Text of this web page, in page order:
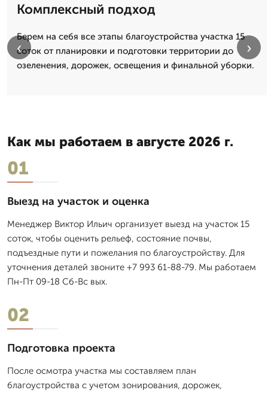
Комплексный подход
Берем на себя все этапы благоустройства участка 15
соток от планировки и подготовки территории до
озеленения, дорожек, освещения и финальной уборки.
‹ ›
Как мы работаем в августе 2026 г.
01
Выезд на участок и оценка
Менеджер Виктор Ильич организует выезд на участок 15
соток, чтобы оценить рельеф, состояние почвы,
подъездные пути и пожелания по благоустройству. Для
уточнения деталей звоните +7 993 61-88-79. Мы работаем
Пн-Пт 09-18 Сб-Вс вых.
02
Подготовка проекта
После осмотра участка мы составляем план
благоустройства с учетом зонирования, дорожек,